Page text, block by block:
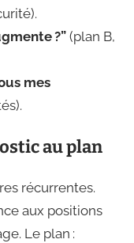
?”(plan B,
mes
au plan
récurrentes.
aux positions
Le plan :